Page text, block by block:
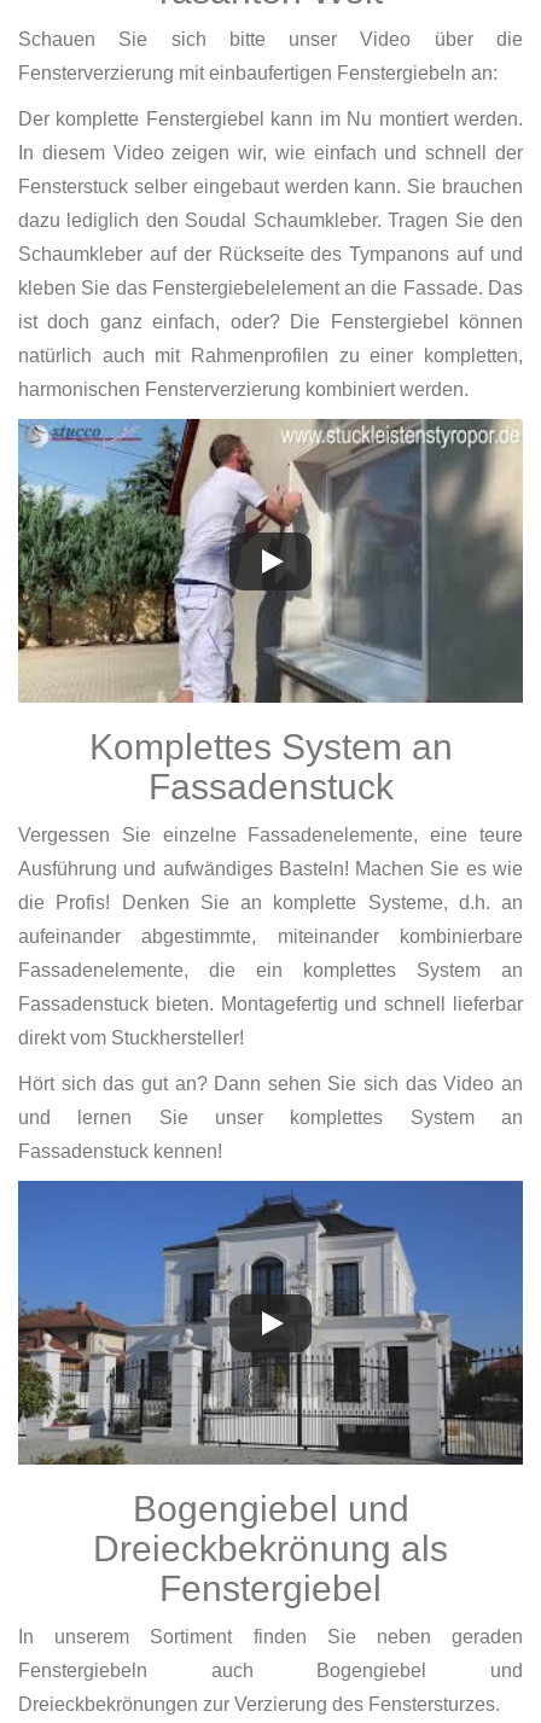
Schauen Sie sich bitte unser Video über die
Fensterverzierung mit einbaufertigen Fenstergiebeln an:
Der komplette Fenstergiebel kann im Nu montiert werden.
In diesem Video zeigen wir, wie einfach und schnell der
Fensterstuck selber eingebaut werden kann. Sie brauchen
dazu lediglich den Soudal Schaumkleber. Tragen Sie den
Schaumkleber auf der Rückseite des Tympanons auf und
kleben Sie das Fenstergiebelelement an die Fassade. Das
ist doch ganz einfach, oder? Die Fenstergiebel können
natürlich auch mit Rahmenprofilen zu einer kompletten,
harmonischen Fensterverzierung kombiniert werden.
Komplettes System an
Fassadenstuck
Vergessen Sie einzelne Fassadenelemente, eine teure
Ausführung und aufwändiges Basteln! Machen Sie es wie
die Profis! Denken Sie an komplette Systeme, d.h. an
aufeinander abgestimmte, miteinander kombinierbare
Fassadenelemente, die ein komplettes System an
Fassadenstuck bieten. Montagefertig und schnell lieferbar
direkt vom Stuckhersteller!
Hört sich das gut an? Dann sehen Sie sich das Video an
und lernen Sie unser komplettes System an
Fassadenstuck kennen!
Bogengiebel und
Dreieckbekrönung als
Fenstergiebel
In unserem Sortiment finden Sie neben geraden
Fenstergiebeln auch Bogengiebel und
Dreieckbekrönungen zur Verzierung des Fenstersturzes.